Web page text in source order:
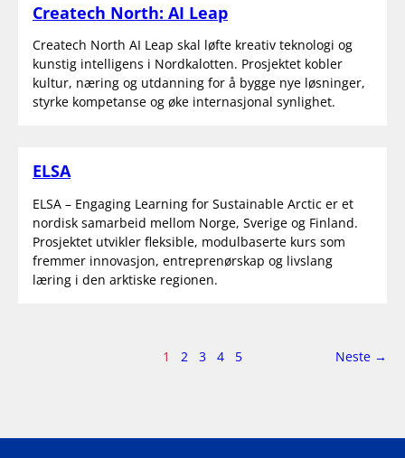
Createch North: AI Leap
Createch North AI Leap skal løfte kreativ teknologi og
kunstig intelligens i Nordkalotten. Prosjektet kobler
kultur, næring og utdanning for å bygge nye løsninger,
styrke kompetanse og øke internasjonal synlighet.
ELSA
ELSA – Engaging Learning for Sustainable Arctic er et
nordisk samarbeid mellom Norge, Sverige og Finland.
Prosjektet utvikler fleksible, modulbaserte kurs som
fremmer innovasjon, entreprenørskap og livslang
læring i den arktiske regionen.
1 2 3 4 5 Neste side
→